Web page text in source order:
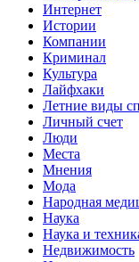
Интернет
Истории
Компании
Криминал
Культура
Лайфхаки
Летние виды
Личный счет
Люди
Места
Мнения
Мода
Народная
Наука
Наука и
Недвижимость